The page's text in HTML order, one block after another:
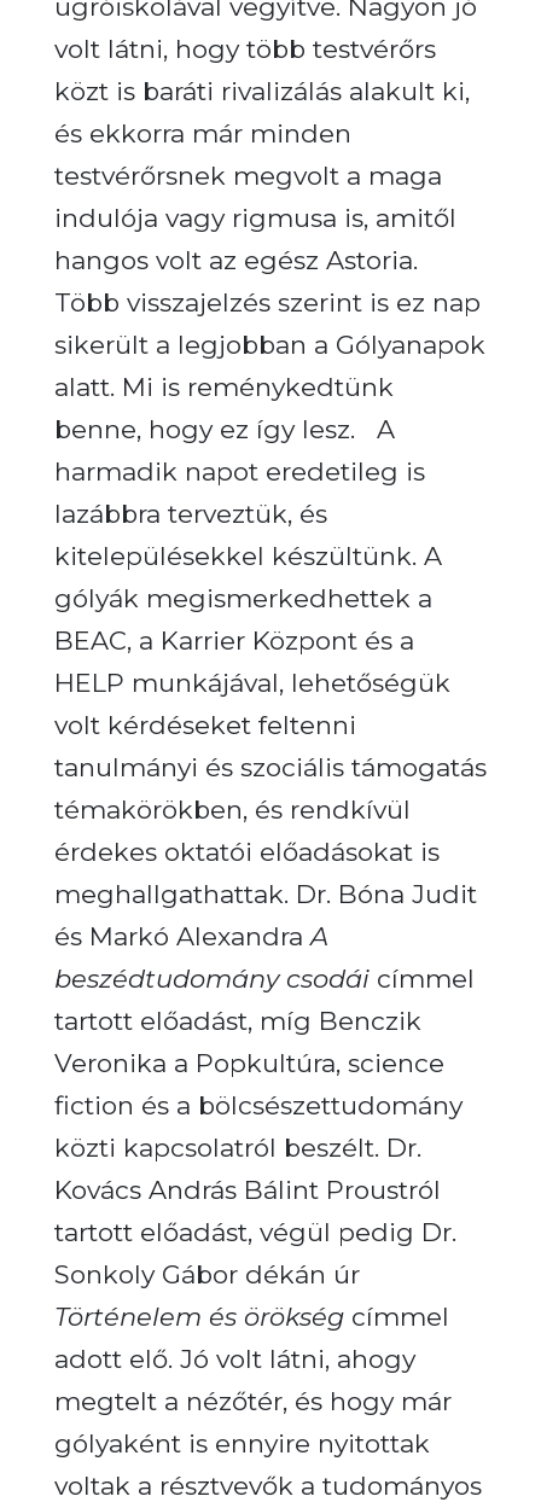
ugróiskolával vegyítve. Nagyon jó
volt látni, hogy több testvérőrs
közt is baráti rivalizálás alakult ki,
és ekkorra már minden
testvérőrsnek megvolt a maga
indulója vagy rigmusa is, amitől
hangos volt az egész Astoria.
Több visszajelzés szerint is ez nap
sikerült a legjobban a Gólyanapok
alatt. Mi is reménykedtünk
benne, hogy ez így lesz.
A
harmadik napot eredetileg is
lazábbra terveztük, és
kitelepülésekkel készültünk. A
gólyák megismerkedhettek a
BEAC, a Karrier Központ és a
HELP munkájával, lehetőségük
volt kérdéseket feltenni
tanulmányi és szociális támogatás
témakörökben, és rendkívül
érdekes oktatói előadásokat is
meghallgathattak. Dr. Bóna Judit
és Markó AlexandraA
beszédtudomány csodáicímmel
tartott előadást, míg Benczik
Veronika a Popkultúra, science
fiction és a bölcsészettudomány
közti kapcsolatról beszélt. Dr.
Kovács András Bálint Proustról
tartott előadást, végül pedig Dr.
Sonkoly Gábor dékán úr
Történelem és örökségcímmel
adott elő. Jó volt látni, ahogy
megtelt a nézőtér, és hogy már
gólyaként is ennyire nyitottak
voltak a résztvevők a tudományos